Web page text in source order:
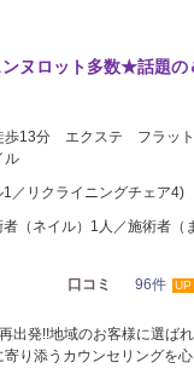
ヌロット多数★話題
歩13分 エクステ フラッ
ル
／リクライニングチェア4)
（ネイル）1人／施術者（
口コミ 96件 UP
出発!!地域のお客様に選ば
寄り添うカウンセリングを